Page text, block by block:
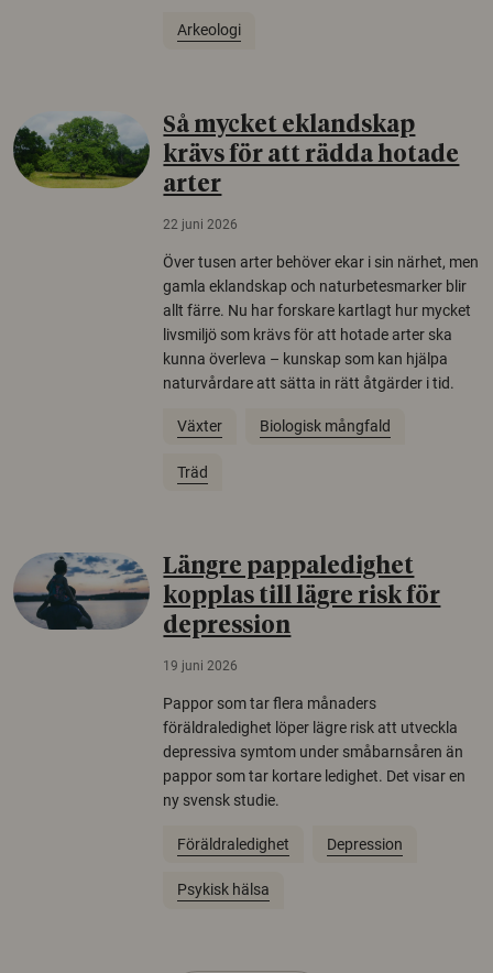
Arkeologi
Så mycket eklandskap
krävs för att rädda hotade
arter
22 juni 2026
Över tusen arter behöver ekar i sin närhet, men
gamla eklandskap och naturbetesmarker blir
allt färre. Nu har forskare kartlagt hur mycket
livsmiljö som krävs för att hotade arter ska
kunna överleva – kunskap som kan hjälpa
naturvårdare att sätta in rätt åtgärder i tid.
Växter Biologisk mångfald
Träd
Längre pappaledighet
kopplas till lägre risk för
depression
19 juni 2026
Pappor som tar flera månaders
föräldraledighet löper lägre risk att utveckla
depressiva symtom under småbarnsåren än
pappor som tar kortare ledighet. Det visar en
ny svensk studie.
Föräldraledighet Depression
Psykisk hälsa